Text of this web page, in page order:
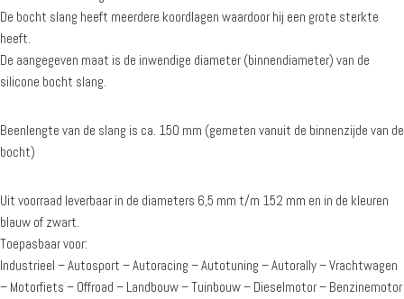
De bocht slang heeft meerdere koordlagen waardoor hij een grote sterkte
heeft.
De aangegeven maat is de inwendige diameter (binnendiameter) van de
silicone bocht slang.
Beenlengte van de slang is ca. 150 mm (gemeten vanuit de binnenzijde van de
bocht)
Uit voorraad leverbaar in de diameters 6,5 mm t/m 152 mm en in de kleuren
blauw of zwart.
Toepasbaar voor:
Industrieel – Autosport – Autoracing – Autotuning – Autorally – Vrachtwagen
– Motorfiets – Offroad – Landbouw – Tuinbouw – Dieselmotor – Benzinemotor